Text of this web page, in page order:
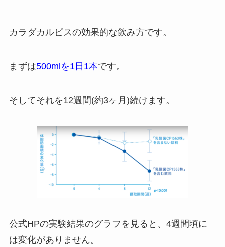
カラダカルピスの効果的な飲み方です。
まずは500mlを1日1本です。
そしてそれを12週間(約3ヶ月)続けます。
公式HPの実験結果のグラフを見ると、4週間頃に
は変化がありません。